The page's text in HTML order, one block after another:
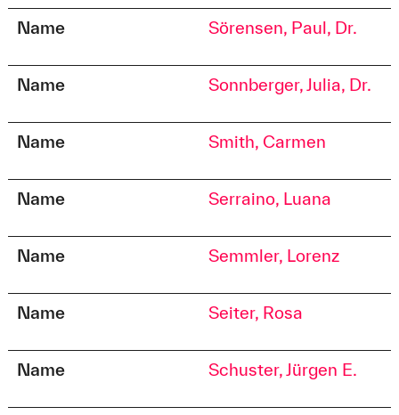
Name Sörensen, Paul, Dr.
Name Sonnberger, Julia, Dr.
Name Smith, Carmen
Name Serraino, Luana
Name Semmler, Lorenz
Name Seiter, Rosa
Name Schuster, Jürgen E.